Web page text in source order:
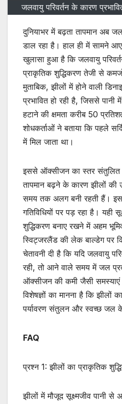
जलवायु परिवर्तन के कारण
दुनियाभर में बढ़ता तापमान अब
डाल रहा है। हाल ही में सामने
खुलासा हुआ है कि जलवायु
प्राकृतिक शुद्धिकरण तेजी से
मुताबिक, झीलों में होने वाली
प्रभावित हो रही है, जिससे पानी
हटाने की क्षमता करीब 50
शोधकर्ताओं ने बताया कि पहले
में मिल जाता था।
इससे ऑक्सीजन का स्तर संतुलित
तापमान बढ़ने के कारण झीलों
समय तक अलग बनी रहती हैं।
गतिविधियों पर पड़ रहा है। यही
शुद्धिकरण बनाए रखने में अहम
स्विट्जरलैंड की लेक बाल्डेग पर
चेतावनी दी है कि यदि जलवायु
रही, तो आने वाले समय में जल
ऑक्सीजन की कमी जैसी
विशेषज्ञों का मानना है कि झीलों
पर्यावरण संतुलन और स्वच्छ जल
FAQ
प्रश्न 1: झीलों का प्राकृतिक
झीलों में मौजूद सूक्ष्मजीव पानी से